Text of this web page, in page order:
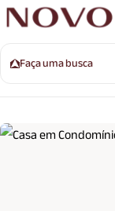
Faça uma busca